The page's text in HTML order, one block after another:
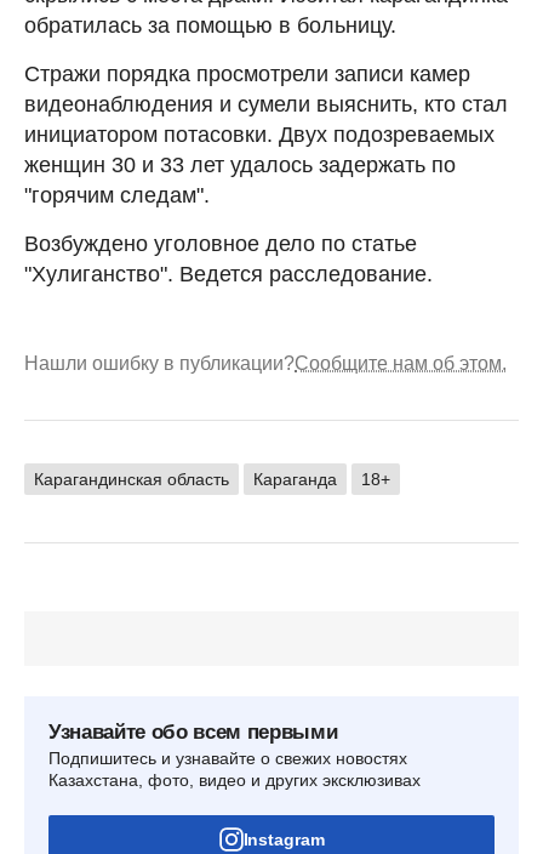
обратилась за помощью в больницу.
Стражи порядка просмотрели записи камер
видеонаблюдения и сумели выяснить, кто стал
инициатором потасовки. Двух подозреваемых
женщин 30 и 33 лет удалось задержать по
"горячим следам".
Возбуждено уголовное дело по статье
"Хулиганство". Ведется расследование.
Нашли ошибку в публикации?Сообщите нам об этом.
Карагандинская область Караганда 18+
Узнавайте обо всем первыми
Подпишитесь и узнавайте о свежих новостях
Казахстана, фото, видео и других эксклюзивах
Instagram